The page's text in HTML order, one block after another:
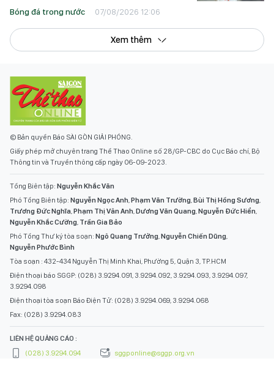
Bóng đá trong nước 07/08/2026 12:06
Xem thêm
© Bản quyền Báo SÀI GÒN GIẢI PHÓNG.
Giấy phép mở chuyên trang Thể Thao Online số 28/GP-CBC do Cục Báo chí, Bộ
Thông tin và Truyền thông cấp ngày 06-09-2023.
Tổng Biên tập: Nguyễn Khắc Văn
Phó Tổng Biên tập: Nguyễn Ngọc Anh Phạm Văn Trường Bùi Thị Hồng Sương
Trương Đức Nghĩa Phạm Thị Vân Anh Dương Văn Quang Nguyễn Đức Hiển
Nguyễn Khắc Cường Trần Gia Bảo
Phó Tổng Thư ký tòa soạn: Ngô Quang Trưởng Nguyễn Chiến Dũng
Nguyễn Phước Bình
Tòa soạn : 432-434 Nguyễn Thị Minh Khai, Phường 5, Quận 3, TP.HCM
Điện thoại báo SGGP: (028) 3.9294.091, 3.9294.092, 3.9294.093, 3.9294.097,
3.9294.098
Điện thoại tòa soạn Báo Điện Tử: (028) 3.9294.069, 3.9294.068
Fax: (028) 3.9294.083
LIÊN HỆ QUẢNG CÁO :
(028) 3.9294.094
sggponline@sggp.org.vn